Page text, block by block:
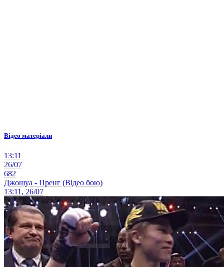
Відео матеріали
13:11
26/07
682
Джошуа - Пренг (Відео бою)
13:11, 26/07